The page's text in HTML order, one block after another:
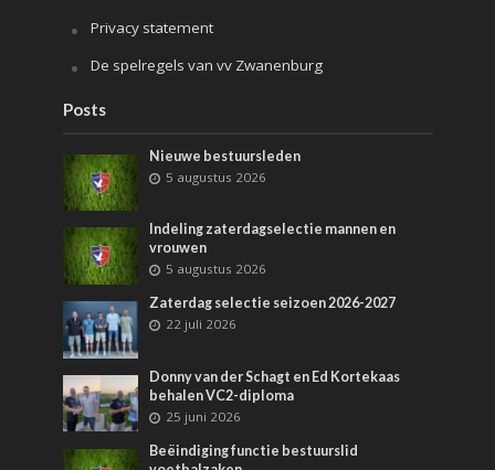
Privacy statement
De spelregels van vv Zwanenburg
Posts
Nieuwe bestuursleden
5 augustus 2026
Indeling zaterdagselectie mannen en
vrouwen
5 augustus 2026
Zaterdag selectie seizoen 2026-2027
22 juli 2026
Donny van der Schagt en Ed Kortekaas
behalen VC2-diploma
25 juni 2026
Beëindiging functie bestuurslid